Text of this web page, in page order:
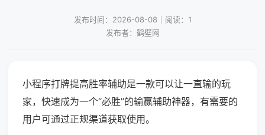
发布时间：2026-08-08｜阅读：1
发布者：鹤壁网
小程序打牌提高胜率辅助是一款可以让一直输的玩
家，快速成为一个“必胜”的输赢辅助神器，有需要的
用户可通过正规渠道获取使用。